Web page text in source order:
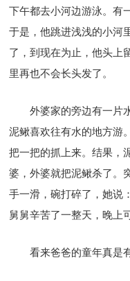
下午都去小河边游泳。有
于是，他跳进浅浅的小河
了，到现在为止，他头上
里再也不会长头发了。
外婆家的旁边有一片
泥鳅喜欢往有水的地方游
把一把的抓上来。结果，
婆，外婆就把泥鳅杀了。
手一滑，碗打碎了，她说
舅舅辛苦了一整天，晚上
看来爸爸的童年真是